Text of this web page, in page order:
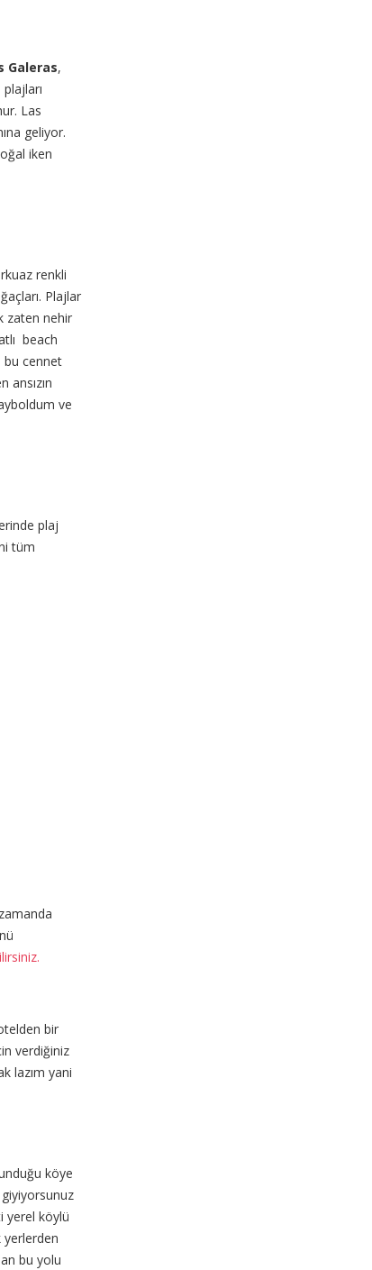
Galeras,
Las
geliyor.
iken
renkli
Plajlar
zaten nehir
beach
bu cennet
ve
plaj
tüm
bir
verdiğiniz
lazım yani
köye
yerel köylü
yerlerden
bu yolu